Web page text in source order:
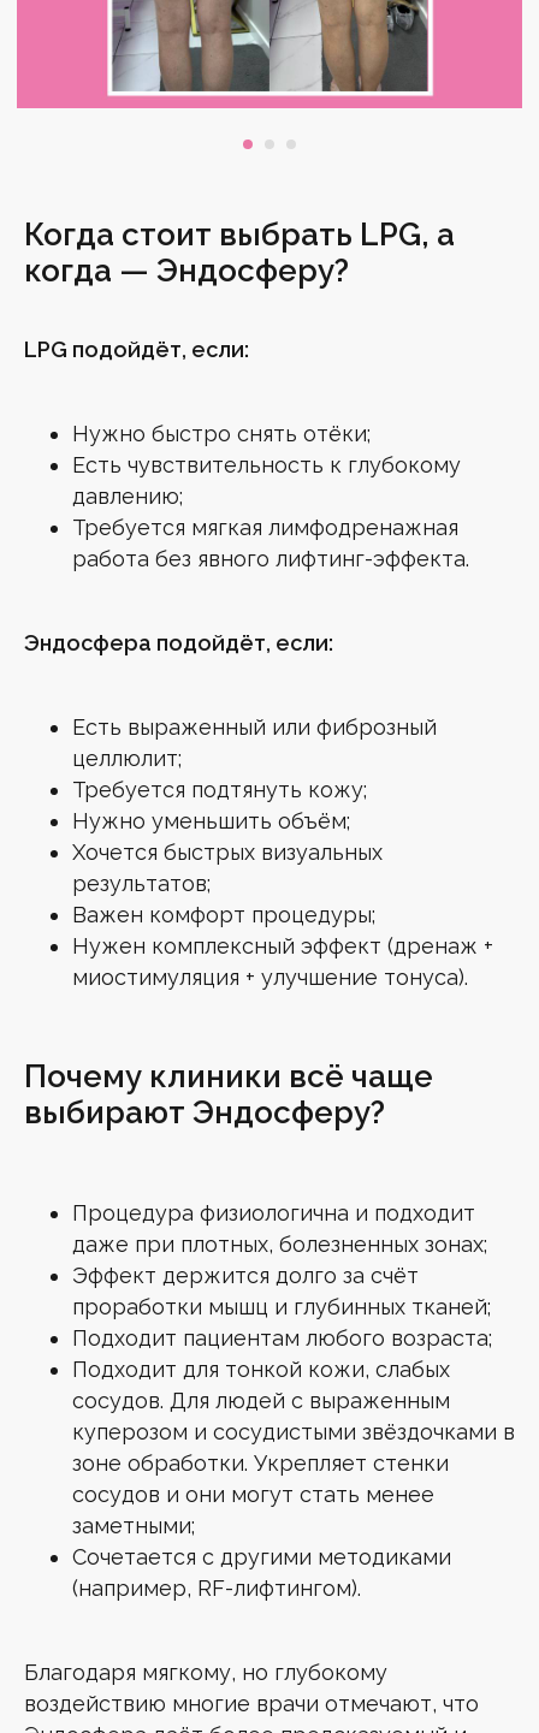
Когда стоит выбрать LPG, а
когда — Эндосферу?
LPG подойдёт, если:
Нужно быстро снять отёки;
Есть чувствительность к глубокому
давлению;
Требуется мягкая лимфодренажная
работа без явного лифтинг-эффекта.
Эндосфера подойдёт, если:
Есть выраженный или фиброзный
целлюлит;
Требуется подтянуть кожу;
Нужно уменьшить объём;
Хочется быстрых визуальных
результатов;
Важен комфорт процедуры;
Нужен комплексный эффект (дренаж +
миостимуляция + улучшение тонуса).
Почему клиники всё чаще
выбирают Эндосферу?
Процедура физиологична и подходит
даже при плотных, болезненных зонах;
Эффект держится долго за счёт
проработки мышц и глубинных тканей;
Подходит пациентам любого возраста;
Подходит для тонкой кожи, слабых
сосудов. Для людей с выраженным
куперозом и сосудистыми звёздочками в
зоне обработки. Укрепляет стенки
сосудов и они могут стать менее
заметными;
Сочетается с другими методиками
(например, RF-лифтингом).
Благодаря мягкому, но глубокому
воздействию многие врачи отмечают, что